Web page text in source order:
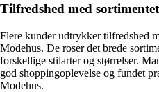
Tilfredshed med sortimentet
Flere kunder udtrykker tilfredshed
Modehus. De roser det brede
forskellige stilarter og størrelser.
god shoppingoplevelse og fundet
Modehus.